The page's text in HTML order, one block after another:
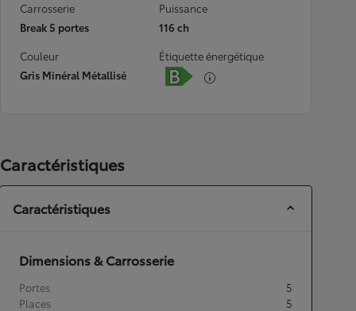
Carrosserie
Break 5 portes
Puissance
116 ch
Couleur
Gris Minéral Métallisé
Étiquette énergétique
Caractéristiques
Caractéristiques
Dimensions & Carrosserie
Portes
5
Places
5